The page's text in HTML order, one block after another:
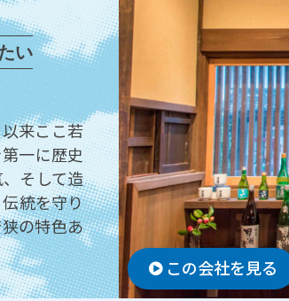
い
来ここ若
一に歴史
そして造
統を守り
の特色あ
この会社を見る